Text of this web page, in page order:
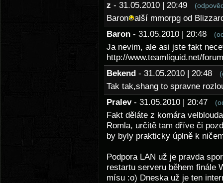
z - 31.05.2010 | 20:49
Baron
alší mmorpg od
Baron - 31.05.2010 | 20:48
Ja nevim, ale asi jste fakt
http://www.teamliquid.net/
Bekend - 31.05.2010 | 20:48
Tak tak,shang to spravne
Pralev - 31.05.2010 | 20:47
Fakt děláte z komára
Romla, určitě tam dříve či
by byly prakticky úplně k
Podpora LAN už je pravda
restartu serveru během finále
mísu :o) Dneska už je ten